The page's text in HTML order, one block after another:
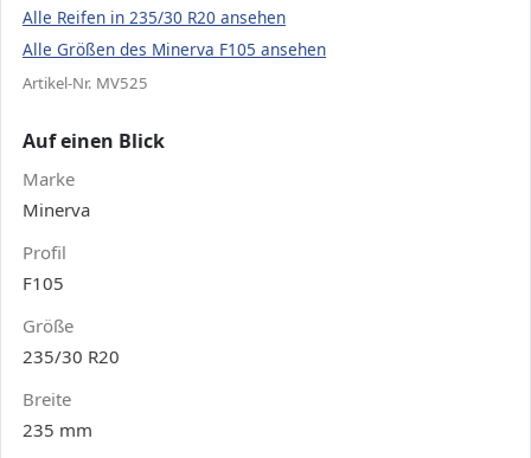
Alle Reifen in 235/30 R20 ansehen
Alle Größen des Minerva F105 ansehen
Artikel-Nr. MV525
Auf einen Blick
Marke
Minerva
Profil
F105
Größe
235/30 R20
Breite
235 mm